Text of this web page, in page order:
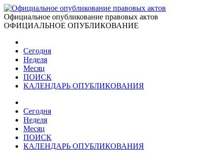
Официальное опубликование правовых актов
ОФИЦИАЛЬНОЕ ОПУБЛИКОВАНИЕ
Сегодня
Неделя
Месяц
ПОИСК
КАЛЕНДАРЬ ОПУБЛИКОВАНИЯ
Сегодня
Неделя
Месяц
ПОИСК
КАЛЕНДАРЬ ОПУБЛИКОВАНИЯ